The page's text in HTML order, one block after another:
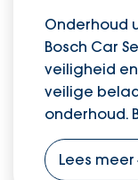
Onderhoud
Bosch Car
veiligheid
veilige
onderhoud.
Lees meer